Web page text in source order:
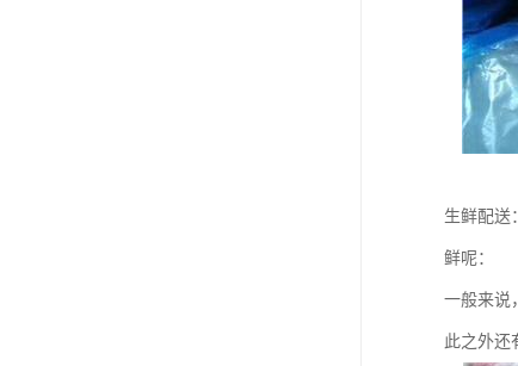
生鲜配送
鲜呢：
一般来说
此之外还